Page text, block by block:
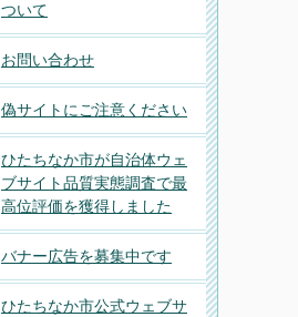
ついて
お問い合わせ
偽サイトにご注意ください
ひたちなか市が自治体ウェ
ブサイト品質実態調査で最
高位評価を獲得しました
バナー広告を募集中です
ひたちなか市公式ウェブサ